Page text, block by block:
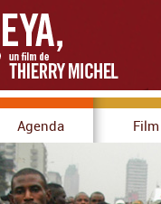
Agenda Film